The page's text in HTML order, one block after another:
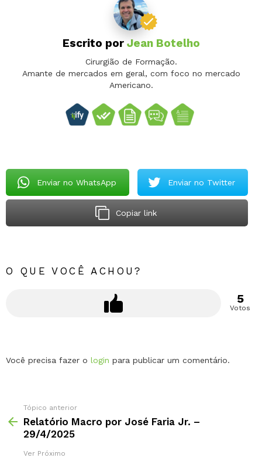
Escrito por Jean Botelho
Cirurgião de Formação.
Amante de mercados em geral, com foco no mercado
Americano.
Enviar no WhatsApp Enviar no Twitter
Copiar link
O QUE VOCÊ ACHOU?
5
Votos
Deixe
Você precisa fazer o login para publicar um comentário.
Tópico anterior
Relatório Macro por José Faria Jr. –
29/4/2025
Ver Próximo